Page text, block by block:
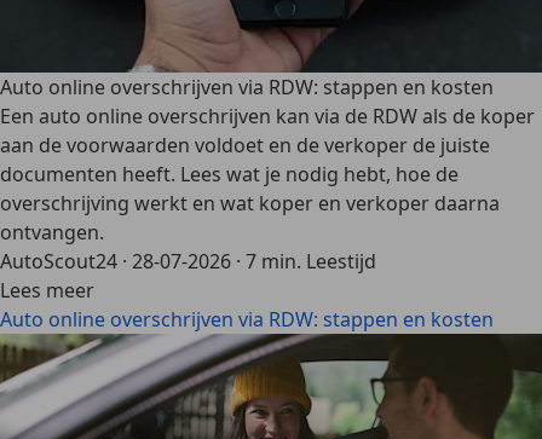
Auto online overschrijven via RDW: stappen en kosten
Een auto online overschrijven kan via de RDW als de koper
aan de voorwaarden voldoet en de verkoper de juiste
documenten heeft. Lees wat je nodig hebt, hoe de
overschrijving werkt en wat koper en verkoper daarna
ontvangen.
AutoScout24 · 28-07-2026 · 7 min. Leestijd
Lees meer
Auto online overschrijven via RDW: stappen en kosten